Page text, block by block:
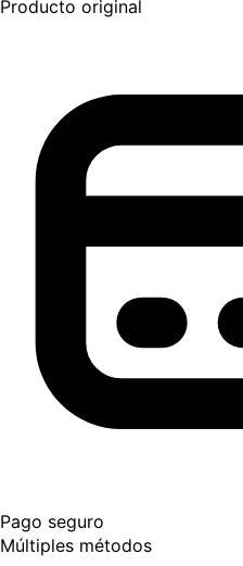
Producto original
Pago seguro
Múltiples métodos